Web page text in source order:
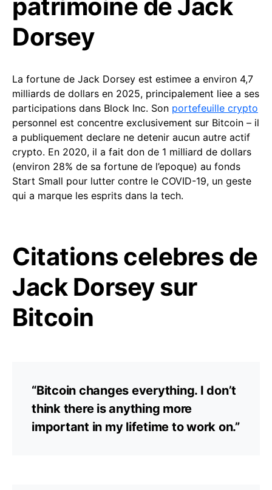
patrimoine de Jack
Dorsey
La fortune de Jack Dorsey est estimee a environ 4,7
milliards de dollars en 2025, principalement liee a ses
participations dans Block Inc. Son portefeuille crypto
personnel est concentre exclusivement sur Bitcoin – il
a publiquement declare ne detenir aucun autre actif
crypto. En 2020, il a fait don de 1 milliard de dollars
(environ 28% de sa fortune de l’epoque) au fonds
Start Small pour lutter contre le COVID-19, un geste
qui a marque les esprits dans la tech.
Citations celebres de
Jack Dorsey sur
Bitcoin
“Bitcoin changes everything. I don’t
think there is anything more
important in my lifetime to work on.”